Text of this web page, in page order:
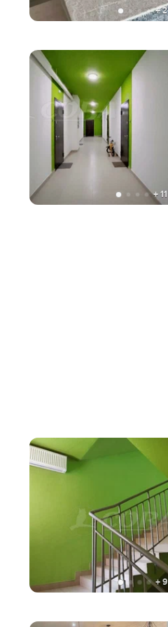
+2
+ 11
+ 9